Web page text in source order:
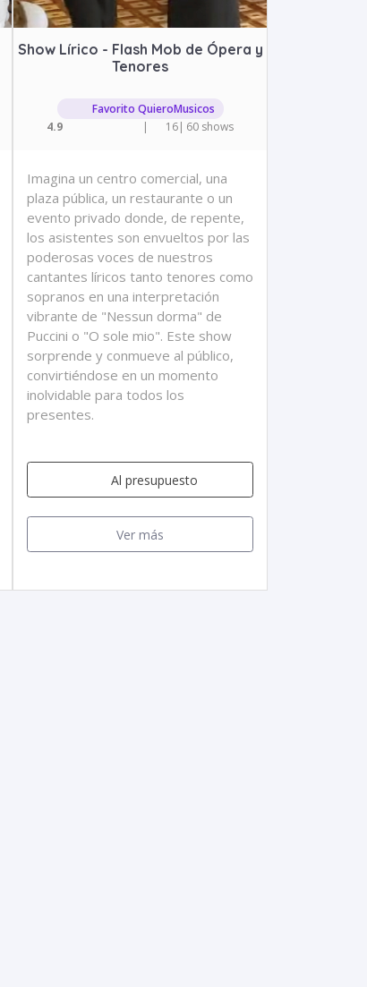
Show Lírico - Flash Mob de Ópera y
Tenores
Favorito QuieroMusicos
4.9
| 16| 60 shows
Imagina un centro comercial, una
plaza pública, un restaurante o un
evento privado donde, de repente,
los asistentes son envueltos por las
poderosas voces de nuestros
cantantes líricos tanto tenores como
sopranos en una interpretación
vibrante de "Nessun dorma" de
Puccini o "O sole mio". Este show
sorprende y conmueve al público,
convirtiéndose en un momento
inolvidable para todos los
presentes.
Al presupuesto
Ver más